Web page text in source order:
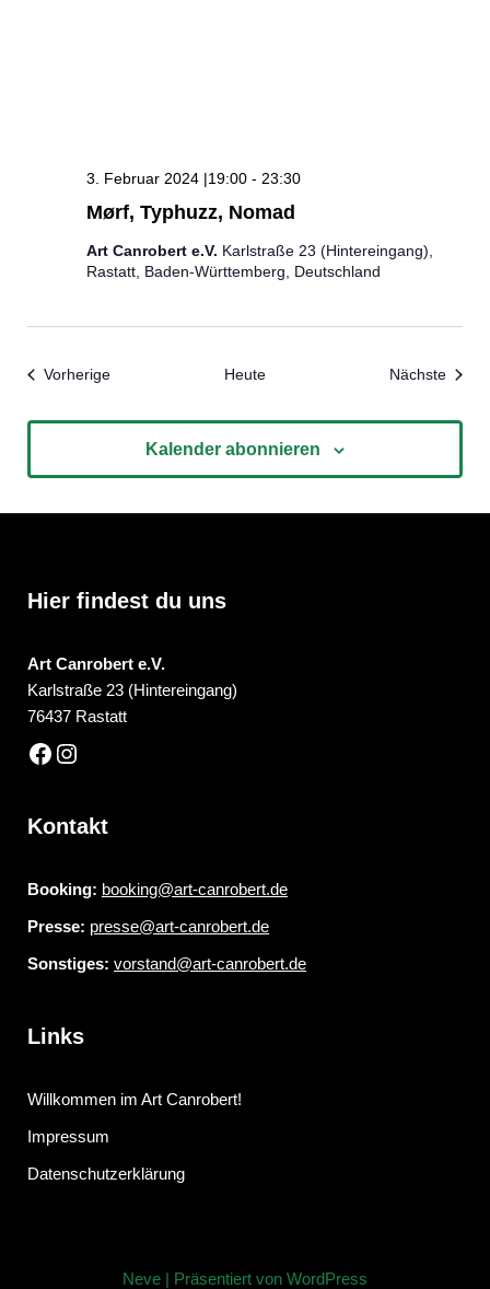
Mørf, Typhuzz, Nomad
3. Februar 2024 |19:00 - 23:30
Art Canrobert e.V. Karlstraße 23 (Hintereingang),
Rastatt, Baden-Württemberg, Deutschland
VorherigeVeranstaltungen Heute Nächste
Kalender abonnieren
Hier findest du uns
Art Canrobert e.V.
Karlstraße 23 (Hintereingang)
76437 Rastatt
Kontakt
Booking: booking@art-canrobert.de
Presse: presse@art-canrobert.de
Sonstiges: vorstand@art-canrobert.de
Links
Willkommen im Art Canrobert!
Impressum
Datenschutzerklärung
Neve | Präsentiert von WordPress